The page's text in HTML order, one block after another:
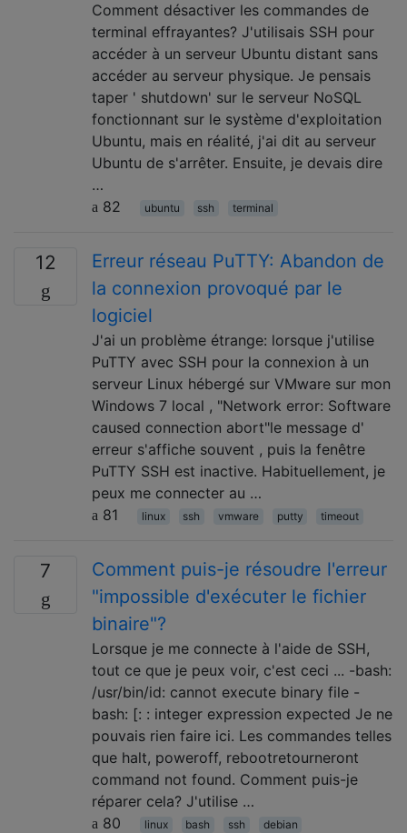
Comment désactiver les commandes de
terminal effrayantes? J'utilisais SSH pour
accéder à un serveur Ubuntu distant sans
accéder au serveur physique. Je pensais
taper ' shutdown' sur le serveur NoSQL
fonctionnant sur le système d'exploitation
Ubuntu, mais en réalité, j'ai dit au serveur
Ubuntu de s'arrêter. Ensuite, je devais dire
…
82
ubuntu ssh terminal
12
Erreur réseau PuTTY: Abandon de
la connexion provoqué par le
logiciel
J'ai un problème étrange: lorsque j'utilise
PuTTY avec SSH pour la connexion à un
serveur Linux hébergé sur VMware sur mon
Windows 7 local , "Network error: Software
caused connection abort"le message d'
erreur s'affiche souvent , puis la fenêtre
PuTTY SSH est inactive. Habituellement, je
peux me connecter au …
81
linux ssh vmware putty timeout
7
Comment puis-je résoudre l'erreur
"impossible d'exécuter le fichier
binaire"?
Lorsque je me connecte à l'aide de SSH,
tout ce que je peux voir, c'est ceci ... -bash:
/usr/bin/id: cannot execute binary file -
bash: [: : integer expression expected Je ne
pouvais rien faire ici. Les commandes telles
que halt, poweroff, rebootretourneront
command not found. Comment puis-je
réparer cela? J'utilise …
80
linux bash ssh debian